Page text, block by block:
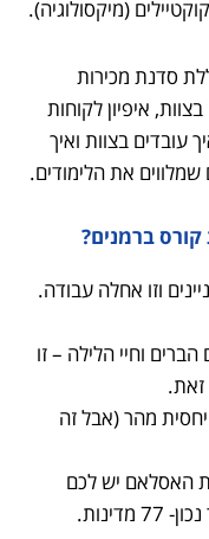
(מיקסולוגיה).
סדנת מכירות
איפיון לקוחות
עובדים בצוות ואיך
את הלימודים.
ברמנים?
וזו אחלה עבודה.
וחיי הלילה – זו
מהר (אבל זה
האסלאם יש לכם